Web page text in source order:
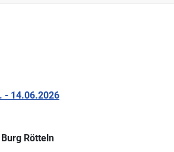
- 14.06.2026
Rötteln